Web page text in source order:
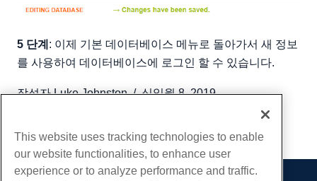
5 단계 : 이제 기본 데이터베이스 메뉴로 돌아가서 새 정보
를 사용하여 데이터베이스에 로그인 할 수 있습니다.
작성자 Luke Johnston/십일월 8, 2019
This website uses tracking technologies to enable
our website functionalities, to enhance user
experience or to analyze performance and traffic.